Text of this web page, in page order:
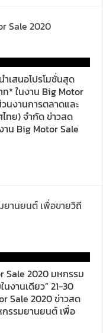
Sale 2020
เสนอโปรโมชั่นสุด
* ในงาน Big Motor
งานการตลาดและ
ทย) จำกัด ข่าวสด
น Big Motor Sale
ยานยนต์ เพื่อขายวิถี
Sale 2020 มหกรรม
งานเดียว” 21-30
Sale 2020 ข่าวสด
รรมยานยนต์ เพื่อ